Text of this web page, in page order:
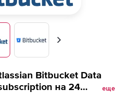
Вперед
Bitbucket Data
на 24
еще